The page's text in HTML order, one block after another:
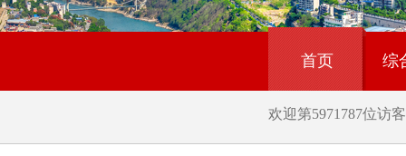
首页 综
欢迎第5971787位访客